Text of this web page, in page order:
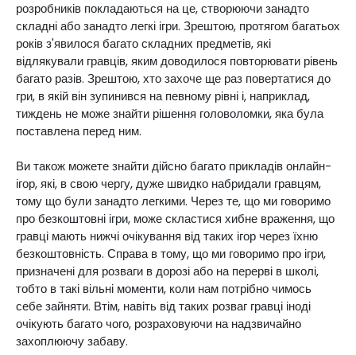
розробників покладаються на це, створюючи занадто
складні або занадто легкі ігри. Зрештою, протягом багатьох
років з'явилося багато складних предметів, які
відлякували гравців, яким доводилося повторювати рівень
багато разів. Зрештою, хто захоче ще раз повертатися до
гри, в якій він зупинився на певному рівні і, наприклад,
тиждень не може знайти рішення головоломки, яка була
поставлена перед ним.
Ви також можете знайти дійсно багато прикладів онлайн-
ігор, які, в свою чергу, дуже швидко набридали гравцям,
тому що були занадто легкими. Через те, що ми говоримо
про безкоштовні ігри, може скластися хибне враження, що
гравці мають нижчі очікування від таких ігор через їхню
безкоштовність. Справа в тому, що ми говоримо про ігри,
призначені для розваги в дорозі або на перерві в школі,
тобто в такі вільні моменти, коли нам потрібно чимось
себе зайняти. Втім, навіть від таких розваг гравці іноді
очікують багато чого, розраховуючи на надзвичайно
захоплюючу забаву.